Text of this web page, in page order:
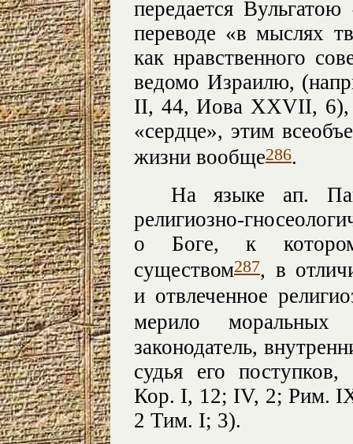
передается
переводе «в мыслях
как нравственного
ведомо Израилю,
II, 44, Иова XXVII, 6),
«сердце», этим
жизни вообще286.
На языке ап.
религиозно-
о Боге, к
существом287, в
и отвлеченное
мерило моральных
законодатель,
судья его поступков,
Кор. I, 12; IV, 2; Рим.
2 Тим. I; 3).